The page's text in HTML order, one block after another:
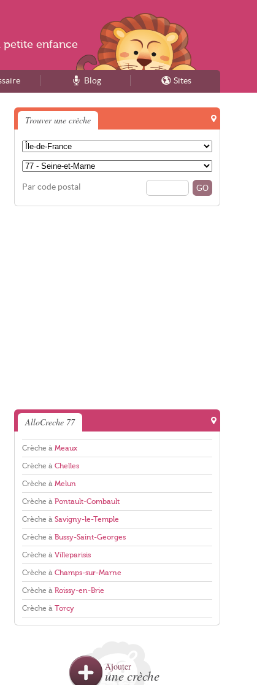
Blog Sites
Trouver une crèche
Par code postal
AlloCreche 77
Crèche à Meaux
Crèche à Chelles
Crèche à Melun
Crèche à Pontault-Combault
Crèche à Savigny-le-Temple
Crèche à Bussy-Saint-Georges
Crèche à Villeparisis
Crèche à Champs-sur-Marne
Crèche à Roissy-en-Brie
Crèche à Torcy
Ajouter
une crèche
petite enfance